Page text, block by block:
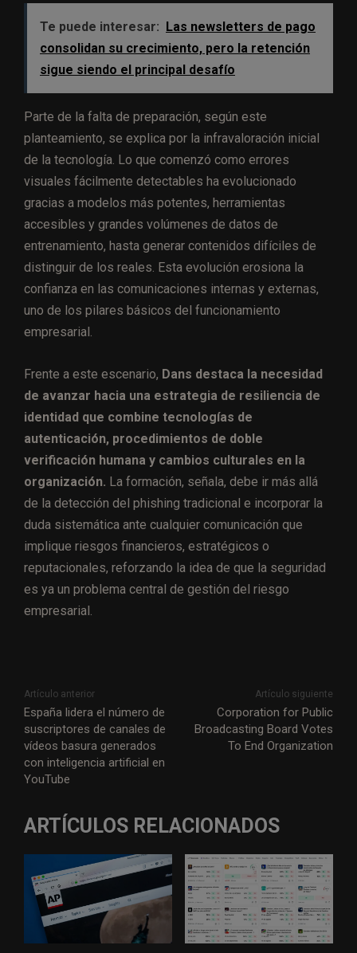
Te puede interesar: Las newsletters de pago
consolidan su crecimiento, pero la retención
sigue siendo el principal desafío
Parte de la falta de preparación, según este
planteamiento, se explica por la infravaloración inicial
de la tecnología. Lo que comenzó como errores
visuales fácilmente detectables ha evolucionado
gracias a modelos más potentes, herramientas
accesibles y grandes volúmenes de datos de
entrenamiento, hasta generar contenidos difíciles de
distinguir de los reales. Esta evolución erosiona la
confianza en las comunicaciones internas y externas,
uno de los pilares básicos del funcionamiento
empresarial.
Frente a este escenario, Dans destaca la necesidad
de avanzar hacia una estrategia de resiliencia de
identidad que combine tecnologías de
autenticación, procedimientos de doble
verificación humana y cambios culturales en la
organización. La formación, señala, debe ir más allá
de la detección del phishing tradicional e incorporar la
duda sistemática ante cualquier comunicación que
implique riesgos financieros, estratégicos o
reputacionales, reforzando la idea de que la seguridad
es ya un problema central de gestión del riesgo
empresarial.
Artículo anterior
España lidera el número de
suscriptores de canales de
vídeos basura generados
con inteligencia artificial en
YouTube
Artículo siguiente
Corporation for Public
Broadcasting Board Votes
To End Organization
ARTÍCULOS RELACIONADOS